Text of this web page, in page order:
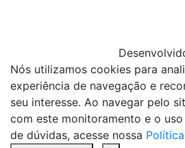
Nós utilizamos cookies para
experiência de navegação e
seu interesse. Ao navegar pelo
com este monitoramento e o
de dúvidas, acesse nossa